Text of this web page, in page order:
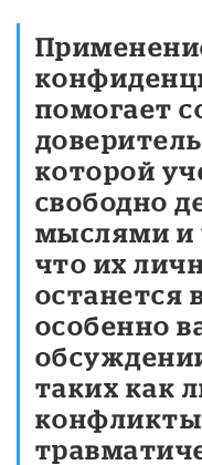
помогает
которой
свободно
мыслями и
что их
останется
особенно
таких как